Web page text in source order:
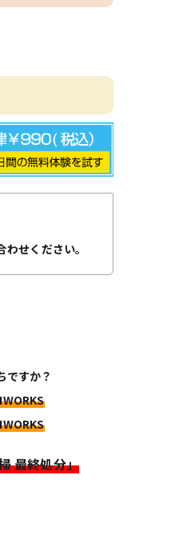
せください。
ですか？
最終処分」